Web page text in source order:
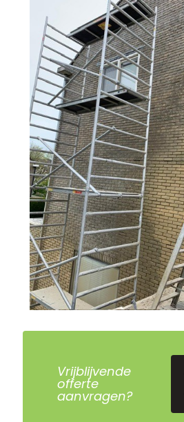
Vrijblijvende
offerte
aanvragen?